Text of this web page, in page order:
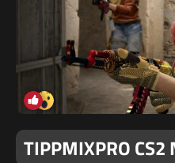
TIPPMIXPRO CS2